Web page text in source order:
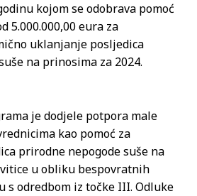
kojom se odobrava pomoć
5.000.000,00 eura za
uklanjanje posljedica
na prinosima za 2024.
je dodjele potpora male
kao pomoć za
prirodne nepogode suše na
u obliku bespovratnih
s odredbom iz točke III. Odluke